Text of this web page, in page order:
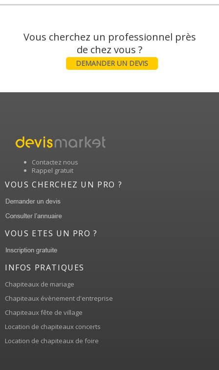
Vous cherchez un professionnel près
DEMANDER UN DEVIS
Contactez nous
Rappel gratuit
VOUS CHERCHEZ UN PRO ?
VOUS ETES UN PRO ?
INFOS PRATIQUES
Chapiteaux de mariage
Chapiteaux évènement d'entreprise
Chapiteaux fête de village
Location de chapiteaux concerts
Location de chapiteaux de foire